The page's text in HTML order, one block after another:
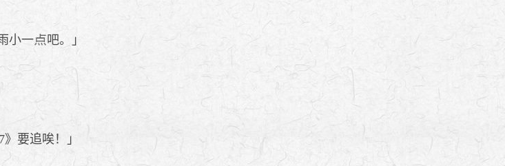
小一 吧。」
7》要追唉！」